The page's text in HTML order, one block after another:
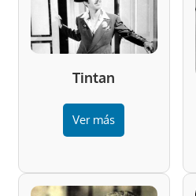
Tintan
Ver más